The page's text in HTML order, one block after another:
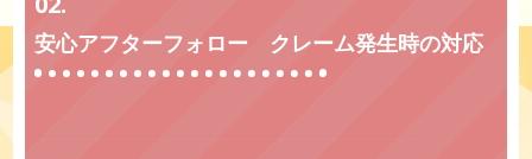
安心アフターフォロー クレーム発生時の対応